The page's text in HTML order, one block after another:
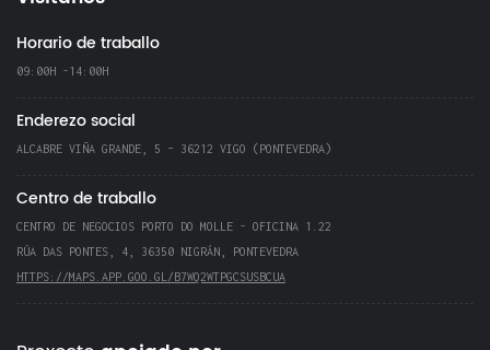
Horario de traballo
09:00H -14:00H
Enderezo social
ALCABRE VIÑA GRANDE, 5 – 36212 VIGO (PONTEVEDRA)
Centro de traballo
CENTRO DE NEGOCIOS PORTO DO MOLLE - OFICINA 1.22
RÚA DAS PONTES, 4, 36350 NIGRÁN, PONTEVEDRA
HTTPS://MAPS.APP.GOO.GL/B7WQ2WTPGCSUSBCUA